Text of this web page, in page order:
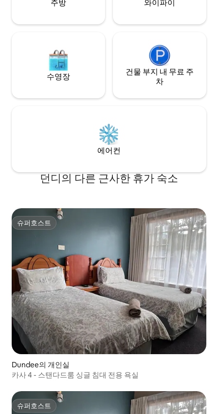
주방 와이파이
수영장
건물 부지 내 무료 주
차
에어컨
던디의 다른 근사한 휴가 숙소
슈퍼호스트
슈퍼호스트
Dundee의 개인실
카사 4 - 스탠다드룸 싱글 침대 전용 욕실
슈퍼호스트
슈퍼호스트